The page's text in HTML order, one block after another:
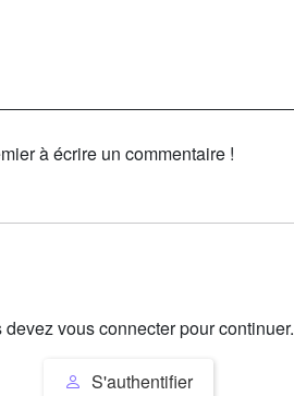
à écrire un commentaire !
devez vous connecter pour continuer.
S'authentifier